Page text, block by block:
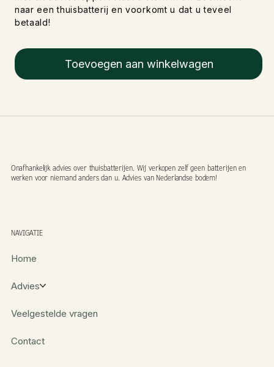
naar een thuisbatterij en voorkomt u dat u teveel
betaald!
Toevoegen aan winkelwagen
NAVIGATIE
Onafhankelijk advies over thuisbatterijen. Wij verkopen zelf geen batterijen en
werken voor niemand anders dan u. Advies van Nederlandse bodem!
Home
Advies
Veelgestelde vragen
Contact